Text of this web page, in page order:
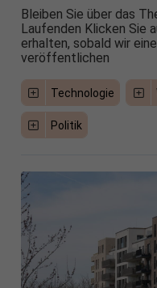
Bleiben Sie über das
Laufenden Klicken Sie
erhalten, sobald wir
veröffentlichen
Technologie
Politik